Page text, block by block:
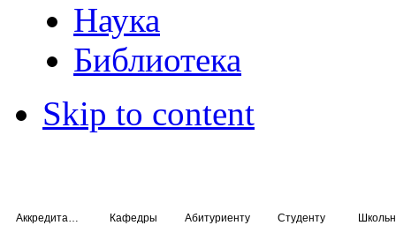
Наука
Библиотека
Skip to content
Кафедры Абитуриенту Студенту